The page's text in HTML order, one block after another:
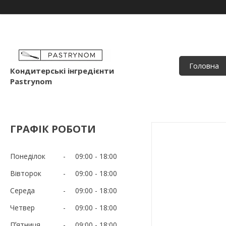
Кондитерські інгредієнти
Pastrynom
Головна
ГРАФІК РОБОТИ
Понеділок 09:00
18:00
Вівторок
09:00
18:00
Середа
09:00
18:00
Четвер
09:00
18:00